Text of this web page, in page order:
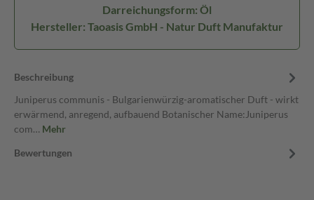
Darreichungsform: Öl
Hersteller: Taoasis GmbH - Natur Duft Manufaktur
Beschreibung
Juniperus communis - Bulgarienwürzig-aromatischer Duft - wirkt
erwärmend, anregend, aufbauend Botanischer Name:Juniperus
com… Mehr
Bewertungen